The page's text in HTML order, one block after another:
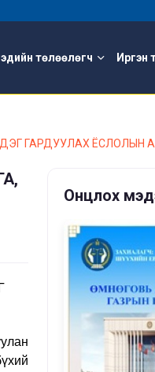
төлөөлөгч Иргэн
ГАРДУУЛАХ ЁСЛОЛЫН
Онцлох